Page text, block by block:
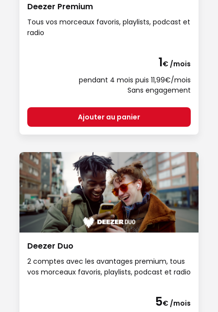
Deezer Premium
Tous vos morceaux favoris, playlists, podcast et
radio
1€ /mois
pendant 4 mois puis 11,99€/mois
Sans engagement
Ajouter au panier
Deezer Duo
2 comptes avec les avantages premium, tous
vos morceaux favoris, playlists, podcast et radio
5€ /mois